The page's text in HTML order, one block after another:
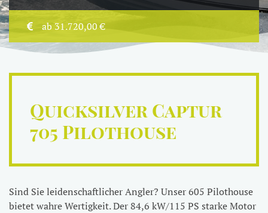
ab 31.720,00 €
Quicksilver Captur
705 Pilothouse
Sind Sie leidenschaftlicher Angler? Unser 605 Pilothouse
bietet wahre Wertigkeit. Der 84,6 kW/115 PS starke Motor